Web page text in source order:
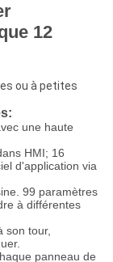
12
ou à petites
:
une haute
HMI; 16
d'application via
99 paramètres
à différentes
son tour,
panneau de